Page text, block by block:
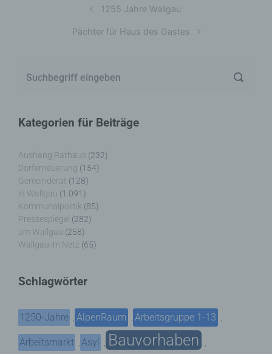
1255 Jahre Wallgau
Pächter für Haus des Gastes
Kategorien für Beiträge
Aushang Rathaus (232)
Dorferneuerung (154)
Gemeinderat (128)
in Wallgau (1.091)
Kommunalpolitik (85)
Pressespiegel (282)
um Wallgau (258)
Wallgau im Netz (65)
Schlagwörter
1250-Jahre , AlpenRaum , Arbeitsgruppe 1-13 ,
Arbeitsmarkt , Asyl , Bauvorhaben ,